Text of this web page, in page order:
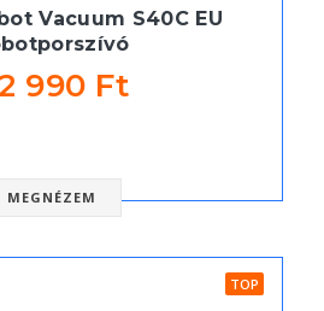
Vacuum S40C EU
990 Ft
MEGNÉZEM
TOP